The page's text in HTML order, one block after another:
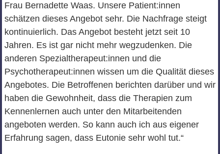
Frau Bernadette Waas. Unsere Patient:innen
schätzen dieses Angebot sehr. Die Nachfrage steigt
kontinuierlich. Das Angebot besteht jetzt seit 10
Jahren. Es ist gar nicht mehr wegzudenken. Die
anderen Spezialtherapeut:innen und die
Psychotherapeut:innen wissen um die Qualität dieses
Angebotes. Die Betroffenen berichten darüber und wir
haben die Gewohnheit, dass die Therapien zum
Kennenlernen auch unter den Mitarbeitenden
angeboten werden. So kann auch ich aus eigener
Erfahrung sagen, dass Eutonie sehr wohl tut.“